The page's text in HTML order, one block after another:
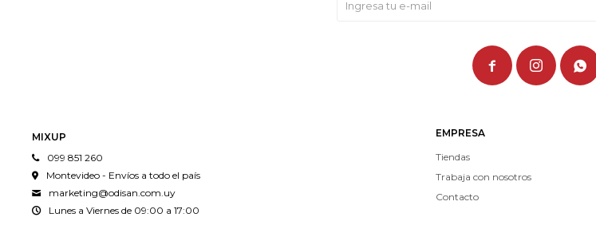
MIXUP
099 851 260
Montevideo - Envíos a todo el país
marketing@odisan.com.uy
Lunes a Viernes de 09:00 a 17:00
EMPRESA
Tiendas
Trabaja con nosotros
Contacto
  